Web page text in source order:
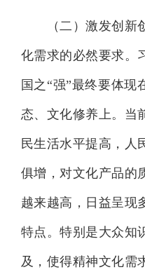
（二）激发创新创
化需求的必然要求。
国之“强”最终要体现
态、文化修养上。当
民生活水平提高，人
俱增，对文化产品的
越来越高，日益呈现
特点。特别是大众知
及，使得精神文化需